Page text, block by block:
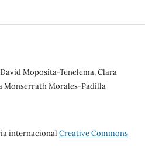
Moposita-Tenelema, Clara
Monserrath Morales-Padilla
internacional Creative Commons